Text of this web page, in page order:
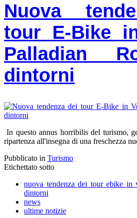
Nuova
tour E-Bike
Palladian
dintorni
In questo annus horribilis del turismo,
ripartenza all'insegna di una freschezza
Pubblicato in Turismo
Etichettato sotto
nuova tendenza dei tour ebike in
dintorni
news
ultime notizie